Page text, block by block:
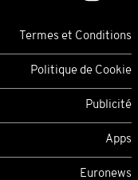
Termes et Conditions
Politique de Cookie
Publicité
Apps
Euronews